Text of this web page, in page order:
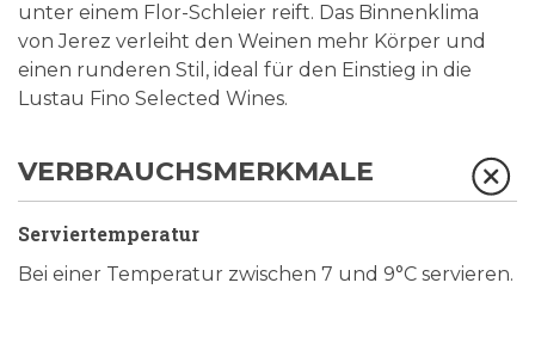
unter einem Flor-Schleier reift. Das Binnenklima
von Jerez verleiht den Weinen mehr Körper und
einen runderen Stil, ideal für den Einstieg in die
Lustau Fino Selected Wines.
VERBRAUCHSMERKMALE
Serviertemperatur
Bei einer Temperatur zwischen 7 und 9°C servieren.